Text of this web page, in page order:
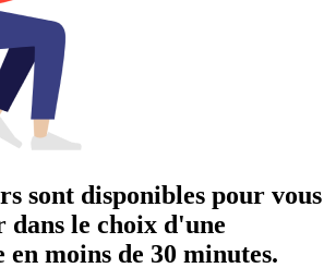
sont disponibles pour vous
dans le choix d'une
en moins de 30 minutes.